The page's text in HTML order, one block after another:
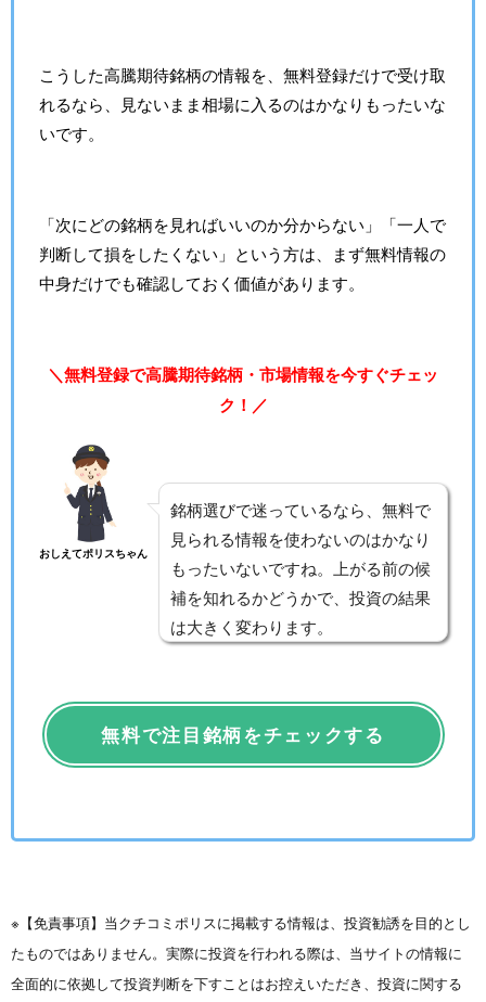
こうした高騰期待銘柄の情報を、無料登録だけで受け取
れるなら、見ないまま相場に入るのはかなりもったいな
いです。
「次にどの銘柄を見ればいいのか分からない」「一人で
判断して損をしたくない」という方は、まず無料情報の
中身だけでも確認しておく価値があります。
＼無料登録で高騰期待銘柄・市場情報を今すぐチェッ
ク！／
おしえてポリスちゃん
銘柄選びで迷っているなら、無料で
見られる情報を使わないのはかなり
もったいないですね。上がる前の候
補を知れるかどうかで、投資の結果
は大きく変わります。
無料で注目銘柄をチェックする
※【免責事項】当クチコミポリスに掲載する情報は、投資勧誘を目的とし
たものではありません。実際に投資を行われる際は、当サイトの情報に
全面的に依拠して投資判断を下すことはお控えいただき、投資に関する